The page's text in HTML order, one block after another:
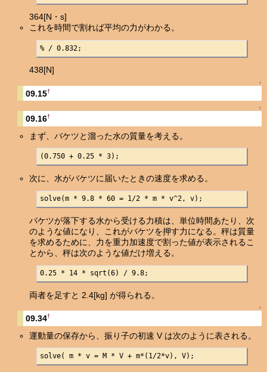
364[N・s]
これを時間で割れば平均の力がわかる。
% / 0.832;
438[N]
↑
09.15†
↑
09.16†
まず、バケツと溜った水の質量を考える。
(0.750 + 0.25 * 3);
次に、水がバケツに届いたときの速度を求める。
solve(m * 9.8 * 60 = 1/2 * m * v^2, v);
バケツが落下する水から受ける力積は、単位時間あたり、次
のような値になり、これがバケツを押す力になる。秤は質量
を求めるために、力を重力加速度で割った値が表示されるこ
とから、秤は次のような値だけ増える。
0.25 * 14 * sqrt(6) / 9.8;
両者を足すと 2.4[kg] が得られる。
↑
09.34†
運動量の保存から、振り子の初速 V は次のように表される。
solve( m * v = M * V + m*(1/2*v), V);